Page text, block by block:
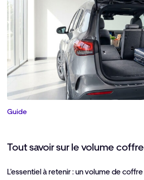
Guide
Tout savoir sur le volume
L’essentiel à retenir : un volume de